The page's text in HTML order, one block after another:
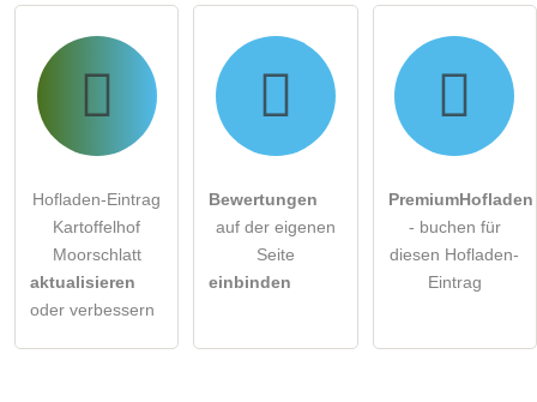
Hofladen-Eintrag
Kartoffelhof
Moorschlatt
aktualisieren
oder verbessern
Bewertungen
auf der eigenen
Seite
einbinden
PremiumHofladen
- buchen für
diesen Hofladen-
Eintrag